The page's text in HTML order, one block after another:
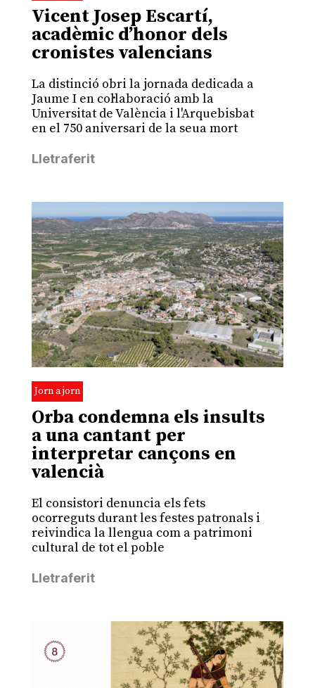
Vicent Josep Escartí,
acadèmic d’honor dels
cronistes valencians
La distinció obri la jornada dedicada a
Jaume I en col·laboració amb la
Universitat de València i l'Arquebisbat
en el 750 aniversari de la seua mort
Lletraferit
Jorn a jorn
Orba condemna els insults
a una cantant per
interpretar cançons en
valencià
El consistori denuncia els fets
ocorreguts durant les festes patronals i
reivindica la llengua com a patrimoni
cultural de tot el poble
Lletraferit